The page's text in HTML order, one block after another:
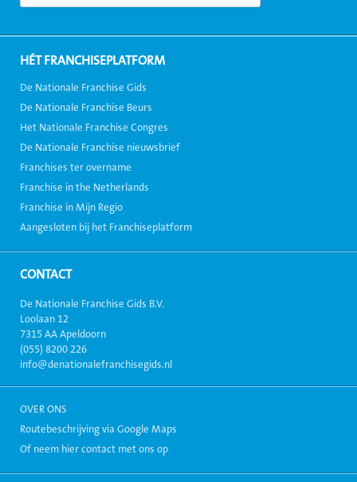
HÉT FRANCHISEPLATFORM
De Nationale Franchise Gids
De Nationale Franchise Beurs
Het Nationale Franchise Congres
De Nationale Franchise nieuwsbrief
Franchises ter overname
Franchise in the Netherlands
Franchise in Mijn Regio
Aangesloten bij het Franchiseplatform
CONTACT
De Nationale Franchise Gids B.V.
Loolaan 12
7315 AA Apeldoorn
(055) 8200 226
info@denationalefranchisegids.nl
OVER ONS
Routebeschrijving via Google Maps
Of neem hier contact met ons op